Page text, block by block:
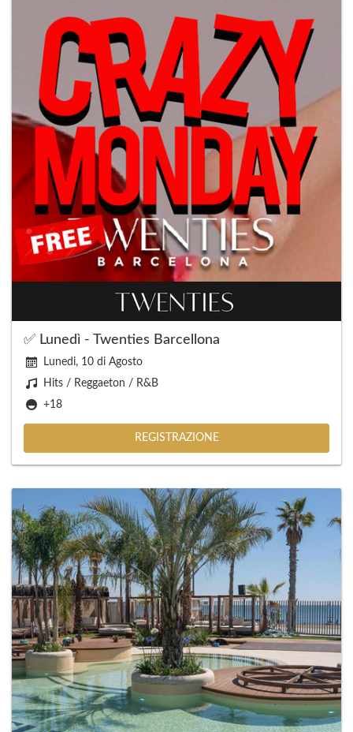
✅ Lunedì - Twenties Barcellona
Lunedi, 10 di Agosto
Hits / Reggaeton / R&B
+18
REGISTRAZIONE